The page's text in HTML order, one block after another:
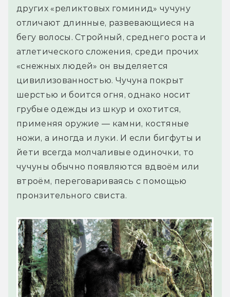
других «реликтовых гоминид» чучуну
отличают длинные, развевающиеся на
бегу волосы. Стройный, среднего роста и
атлетического сложения, среди прочих
«снежных людей» он выделяется
цивилизованностью. Чучуна покрыт
шерстью и боится огня, однако носит
грубые одежды из шкур и охотится,
применяя оружие — камни, костяные
ножи, а иногда и луки. И если бигфуты и
йети всегда молчаливые одиночки, то
чучуны обычно появляются вдвоём или
втроём, переговариваясь с помощью
пронзительного свиста.